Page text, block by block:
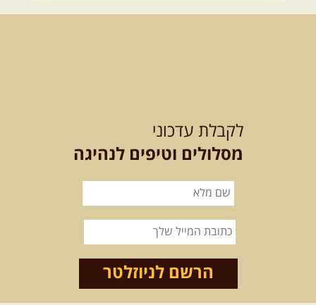
לקבלת עדכוני
מסלולים וטיפים לנהיגה
הרשם לניוזלטר